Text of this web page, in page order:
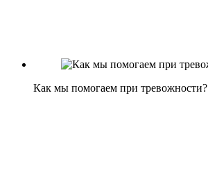
Как мы помогаем при тревожности?